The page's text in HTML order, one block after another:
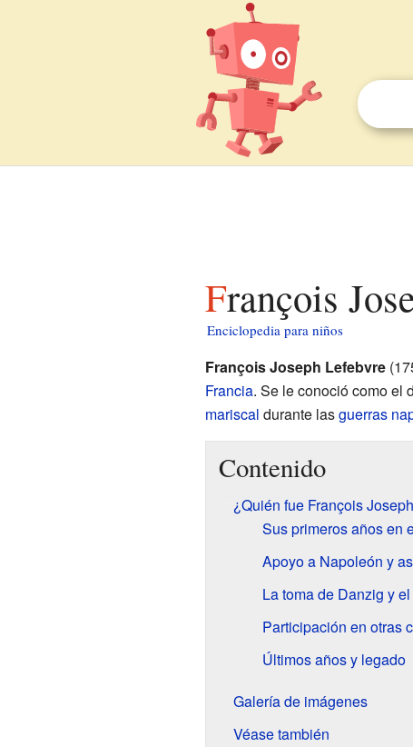
François
Enciclopedia para niños
François Joseph Lefebvre
Francia. Se le conoció como el
mariscal durante lasguerras
Contenido
¿Quién fue François
Sus primeros años en
Apoyo a Napoleón y
La toma de Danzig y
Participación en otras
Últimos años y legado
Galería de imágenes
Véase también